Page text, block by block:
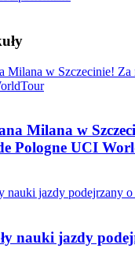
Milana w
Pologne UCI
nauki jazdy